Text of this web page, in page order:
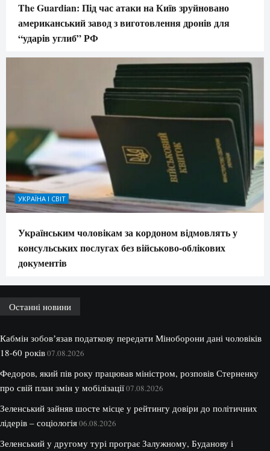
The Guardian: Під час атаки на Київ зруйновано
американський завод з виготовлення дронів для
“ударів углиб” РФ
УКРАЇНА І СВІТ
Українським чоловікам за кордоном відмовлять у
консульських послугах без військово-облікових
документів
Останні новини
Кабмін зобовʼязав податкову передати Міноборони дані чоловіків
18-60 років07.08.2026
Федоров, який пів року працював міністром, розповів Стерненку
про свій план змін у мобілізації07.08.2026
Зеленський зайняв шосте місце у рейтингу довіри до політичних
лідерів – соціологія06.08.2026
Зеленський у другому турі програє Залужному, Буданову і